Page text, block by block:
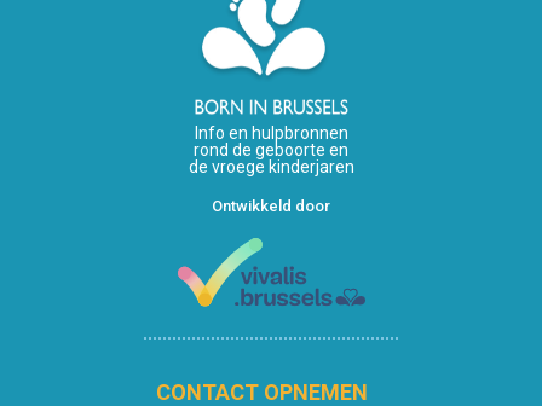
Info en hulpbronnen
rond de geboorte en
de vroege kinderjaren
Ontwikkeld door
CONTACT OPNEMEN